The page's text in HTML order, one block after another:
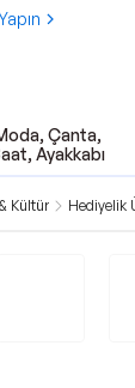
Çanta,
Ayakkabı
Kültür Hediyelik